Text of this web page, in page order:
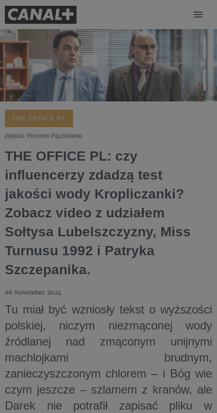
THE OFFICE PL
zdjęcia: Przemek Pączkowski
THE OFFICE PL: czy
influencerzy zdadzą test
jakości wody Kropliczanki?
Zobacz video z udziałem
Sołtysa Lubelszczyzny, Miss
Turnusu 1992 i Patryka
Szczepanika.
06 November 2024
Tu miał być wzniosły tekst o wyższości
polskiej, niczym niezmąconej wody
źródlanej nad zmąconym unijnymi
machlojkami brudnym,
zanieczyszczonym chlorem – i Bóg wie
czym jeszcze – szlamem z kranów, ale
Darek nie potrafił zapisać pliku w